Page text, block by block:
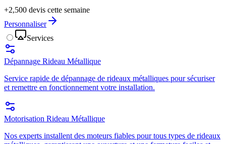
+2,500 devis cette semaine
Personnaliser
Services
Dépannage Rideau Métallique
Service rapide de dépannage de rideaux métalliques pour sécuriser
et remettre en fonctionnement votre installation.
Motorisation Rideau Métallique
Nos experts installent des moteurs fiables pour tous types de rideaux